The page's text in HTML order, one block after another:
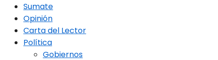
Sumate
Opinión
Carta del Lector
Política
Gobiernos